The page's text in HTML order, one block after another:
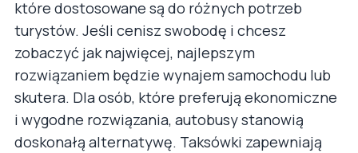
które dostosowane są do różnych potrzeb
turystów. Jeśli cenisz swobodę i chcesz
zobaczyć jak najwięcej, najlepszym
rozwiązaniem będzie wynajem samochodu lub
skutera. Dla osób, które preferują ekonomiczne
i wygodne rozwiązania, autobusy stanowią
doskonałą alternatywę. Taksówki zapewniają